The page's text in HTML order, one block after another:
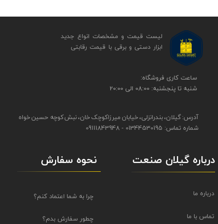
​​ساعت کاری فروشگاه:
شنبه تا پنجشنبه: 08:00 الی 20:00
آدرس: گیلان، بندرانزلی، خیابان میرزاکوچک خان، نبش کوچه حسین خواه
شماره تماس: 01344530195 - 09111843948
لیست قیمت و مشخصات انواع جدید
ابزار دستی و برقی ​​​​​​​با قیمت رقابتی
نحوه سفارش
چرا به شما اعتماد کنم؟
چطور سفارش بدم؟
درباره گیلان صنعت
درباره ما
تماس با ما